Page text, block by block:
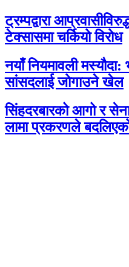
ट्रम्पद्वारा
टेक्सासमा चर्कियो विरोध
नयाँ नियमावली मस्यौदा:
सांसदलाई जोगाउने खेल
सिंहदरबारको आगो र
लामा प्रकरणले